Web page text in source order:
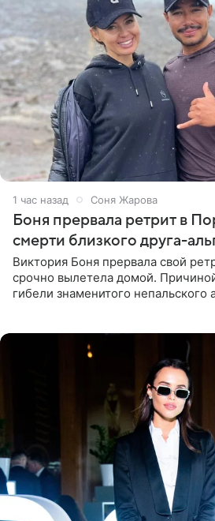
1 час назад Соня Жарова
Боня прервала ретрит в
смерти близкого друга-
Виктория Боня прервала свой
срочно вылетела домой.
гибели знаменитого непальского